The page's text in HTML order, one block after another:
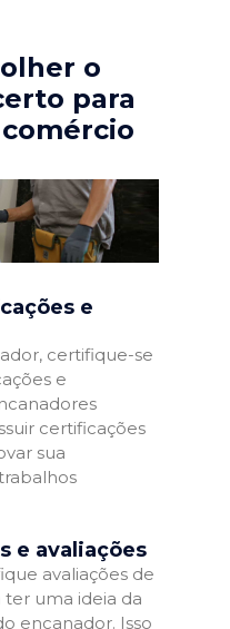
o
para
e
certifique-se
e
certificações
sua
e avaliações
avaliações de
uma ideia da
encanador. Isso